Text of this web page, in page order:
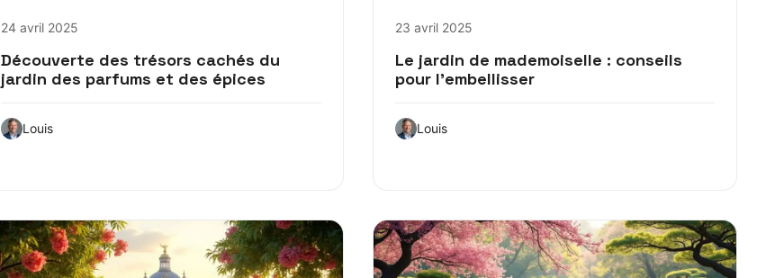
24 avril 2025
Découverte des trésors cachés du
jardin des parfums et des épices
Louis
23 avril 2025
Le jardin de mademoiselle : conseils
pour l’embellisser
Louis